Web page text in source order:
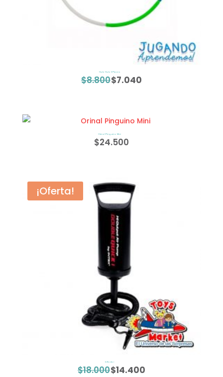
Hula Hula 5 Piezas
$8.800 El$7.040El
es:
Orinal Pinguino Mini
$24.500
¡Oferta!
Inflador
$18.000 El$14.400El